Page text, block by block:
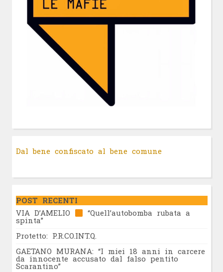
Dal bene confiscato al bene comune
POST RECENTI
VIA D’AMELIO
“Quell’autobomba rubata a
spinta”
Protetto: P.R.CO.INT.Q.
GAETANO MURANA: “I miei 18 anni in carcere
da innocente accusato dal falso pentito
Scarantino”